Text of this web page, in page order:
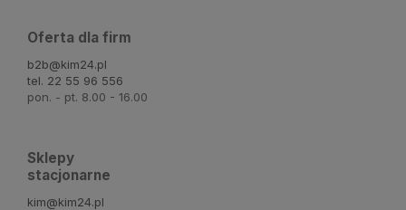
Oferta dla firm
b2b@kim24.pl
tel. 22 55 96 556
pon. - pt. 8.00 - 16.00
Sklepy
stacjonarne
kim@kim24.pl